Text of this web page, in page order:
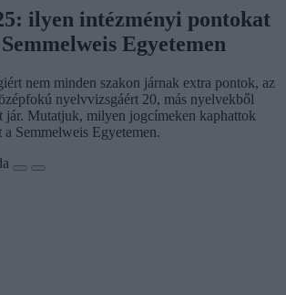
ilyen intézményi pontokat
Egyetemen
nem minden szakon járnak extra pontok, az
nyelvvizsgáért 20, más nyelvekből
jár. Mutatjuk, milyen jogcímeken kaphattok
Semmelweis Egyetemen.